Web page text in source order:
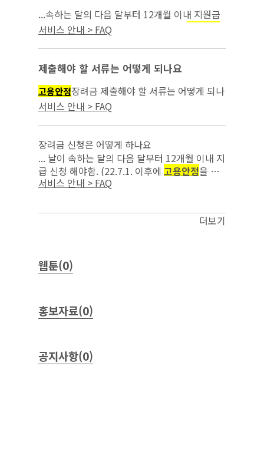
...속하는 달의 다음 달부터 12개월 이내 지원금
을 반드시 신청해야 함.‘22.7.1.이후에
을 위한 조치를 이행한 사업주부터 적용)(’22.7.
18. 시행)...
서비스 안내 > FAQ
제출해야 할 서류는 어떻게 되나요
고용안정장려금 제출해야 할 서류는 어떻게 되나
요...
서비스 안내 > FAQ
장려금 신청은 어떻게 하나요
... 날이 속하는 달의 다음 달부터 12개월 이내 지
급 신청 해야함. (22.7.1. 이후에 고용안정을 위
한 조치를 이행한 사업주부터 적용)(‘22.7.18.시
서비스 안내 > FAQ
더보기
웹툰(0)
홍보자료(0)
공지사항(0)